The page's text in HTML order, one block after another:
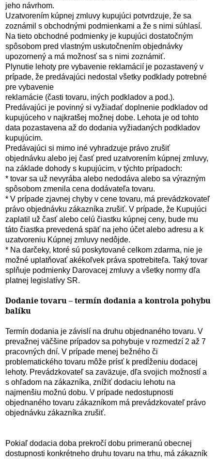
jeho návrhom.
Uzatvorením kúpnej zmluvy kupujúci potvrdzuje, že sa
zoznámil s obchodnými podmienkami a že s nimi súhlasí.
Na tieto obchodné podmienky je kupujúci dostatočným
spôsobom pred vlastným uskutočnením objednávky
upozornený a má možnosť sa s nimi zoznámiť.
Plynutie lehoty pre vybavenie reklamácií je pozastavený v
prípade, že predávajúci nedostal všetky podklady potrebné
pre vybavenie
reklamácie (časti tovaru, iných podkladov a pod.).
Predávajúci je povinný si vyžiadať doplnenie podkladov od
kupujúceho v najkratšej možnej dobe. Lehota je od tohto
data pozastavena až do dodania vyžiadaných podkladov
kupujúcim.
Predávajúci si mimo iné vyhradzuje právo zrušiť
objednávku alebo jej časť pred uzatvorením kúpnej zmluvy,
na základe dohody s kupujúcim, v týchto prípadoch:
* tovar sa už nevyrába alebo nedodáva alebo sa výrazným
spôsobom zmenila cena dodávateľa tovaru.
* V prípade zjavnej chyby v cene tovaru, má prevádzkovateľ
právo objednávku zákazníka zrušiť. V prípade, že Kupujúci
zaplatil už časť alebo celú čiastku kúpnej ceny, bude mu
táto čiastka prevedená späť na jeho účet alebo adresu a k
uzatvoreniu Kúpnej zmluvy nedôjde.
* Na darčeky, ktoré sú poskytované celkom zdarma, nie je
možné uplatňovať akékoľvek práva spotrebiteľa. Taký tovar
splňuje podmienky Darovacej zmluvy a všetky normy dľa
platnej legislatívy SR.
Dodanie tovaru – termín dodania a kontrola pohybu
balíku
Termín dodania je závislí na druhu objednaného tovaru. V
prevažnej väčšine prípadov sa pohybuje v rozmedzí 2 až 7
pracovných dní. V prípade menej bežného či
problematického tovaru môže prísť k predĺženiu dodacej
lehoty. Prevádzkovateľ sa zaväzuje, dľa svojich možností a
s ohľadom na zákazníka, znížiť dodaciu lehotu na
najmenšiu možnú dobu. V prípade nedostupnosti
objednaného tovaru zákazníkom má prevádzkovateľ právo
objednávku zákazníka zrušiť.
Pokiaľ dodacia doba prekročí dobu primeranú obecnej
dostupnosti konkrétneho druhu tovaru na trhu, má zákazník